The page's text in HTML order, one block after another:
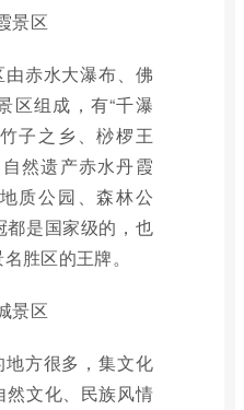
景区
赤水大瀑布、佛
区组成，有“千瀑
子之乡、桫椤王
然遗产赤水丹霞
质公园、森林公
都是国家级的，也
胜区的王牌。
景区
方很多，集文化
然文化、民族风情